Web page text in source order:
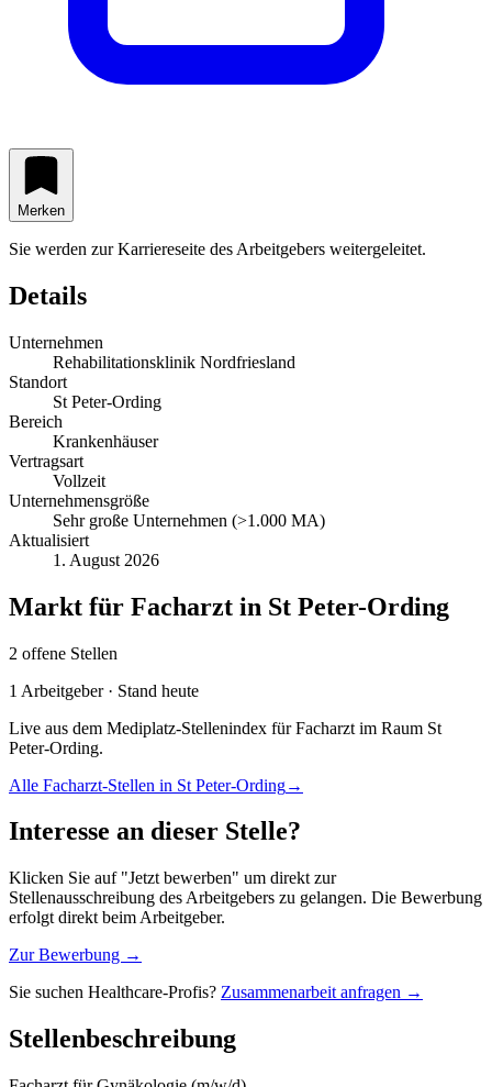
Merken
Sie werden zur Karriereseite des Arbeitgebers weitergeleitet.
Details
Unternehmen
Rehabilitationsklinik Nordfriesland
Standort
St Peter-Ording
Bereich
Krankenhäuser
Vertragsart
Vollzeit
Unternehmensgröße
Sehr große Unternehmen (>1.000 MA)
Aktualisiert
1. August 2026
Markt für Facharzt in St Peter-Ording
2 offene Stellen
1 Arbeitgeber · Stand heute
Live aus dem Mediplatz-Stellenindex fürFacharzt im Raum St
Peter-Ording.
Alle Facharzt-Stellen in St Peter-Ording→
Interesse an dieser Stelle?
Klicken Sie auf "Jetzt bewerben" um direkt zur
Stellenausschreibung des Arbeitgebers zu gelangen. Die Bewerbung
erfolgt direkt beim Arbeitgeber.
Zur Bewerbung →
Sie suchen Healthcare-Profis? Zusammenarbeit anfragen →
Stellenbeschreibung